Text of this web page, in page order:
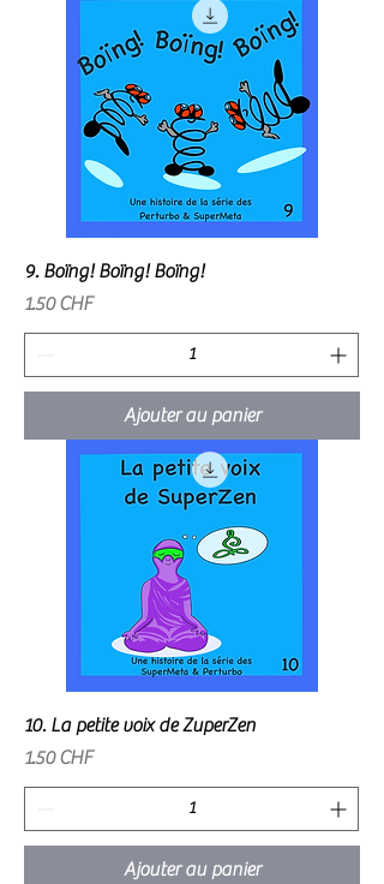
9. Boïng! Boïng! Boïng!
Prix
1.50 CHF
Ajouter au panier
10. La petite voix de ZuperZen
Prix
1.50 CHF
Ajouter au panier